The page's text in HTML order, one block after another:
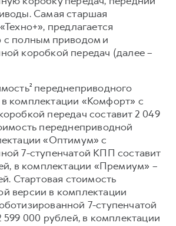
Самая старшая
предлагается
с полным приводом и
коробкой передач (далее –
переднеприводного
комплектации «Комфорт» с
передач составит 2 049
переднеприводной
«Оптимум» с
7-ступенчатой КПП составит
в комплектации «Премиум» –
Стартовая стоимость
версии в комплектации
7-ступенчатой
000 рублей, в комплектации